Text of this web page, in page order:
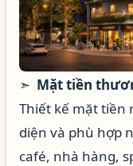
➣ Mặt tiền
Thiết kế mặt tiền
diện và phù hợp
café, nhà hàng,